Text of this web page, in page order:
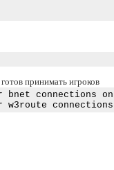
принимать игроков
connections on
connections